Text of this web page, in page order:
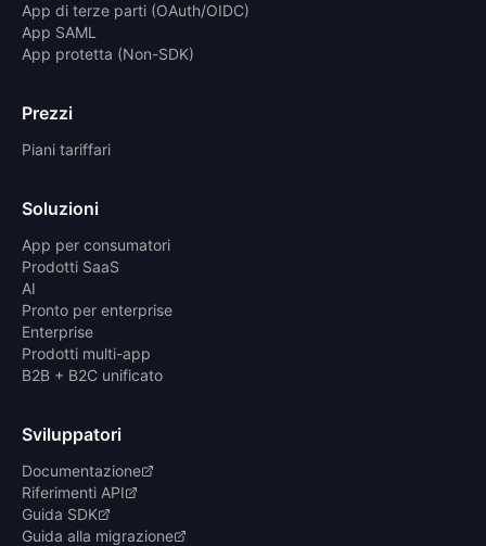
App di terze parti (OAuth/OIDC)
App SAML
App protetta (Non-SDK)
Prezzi
Piani tariffari
Soluzioni
App per consumatori
Prodotti SaaS
AI
Pronto per enterprise
Enterprise
Prodotti multi-app
B2B + B2C unificato
Sviluppatori
Documentazione
Riferimenti API
Guida SDK
Guida alla migrazione